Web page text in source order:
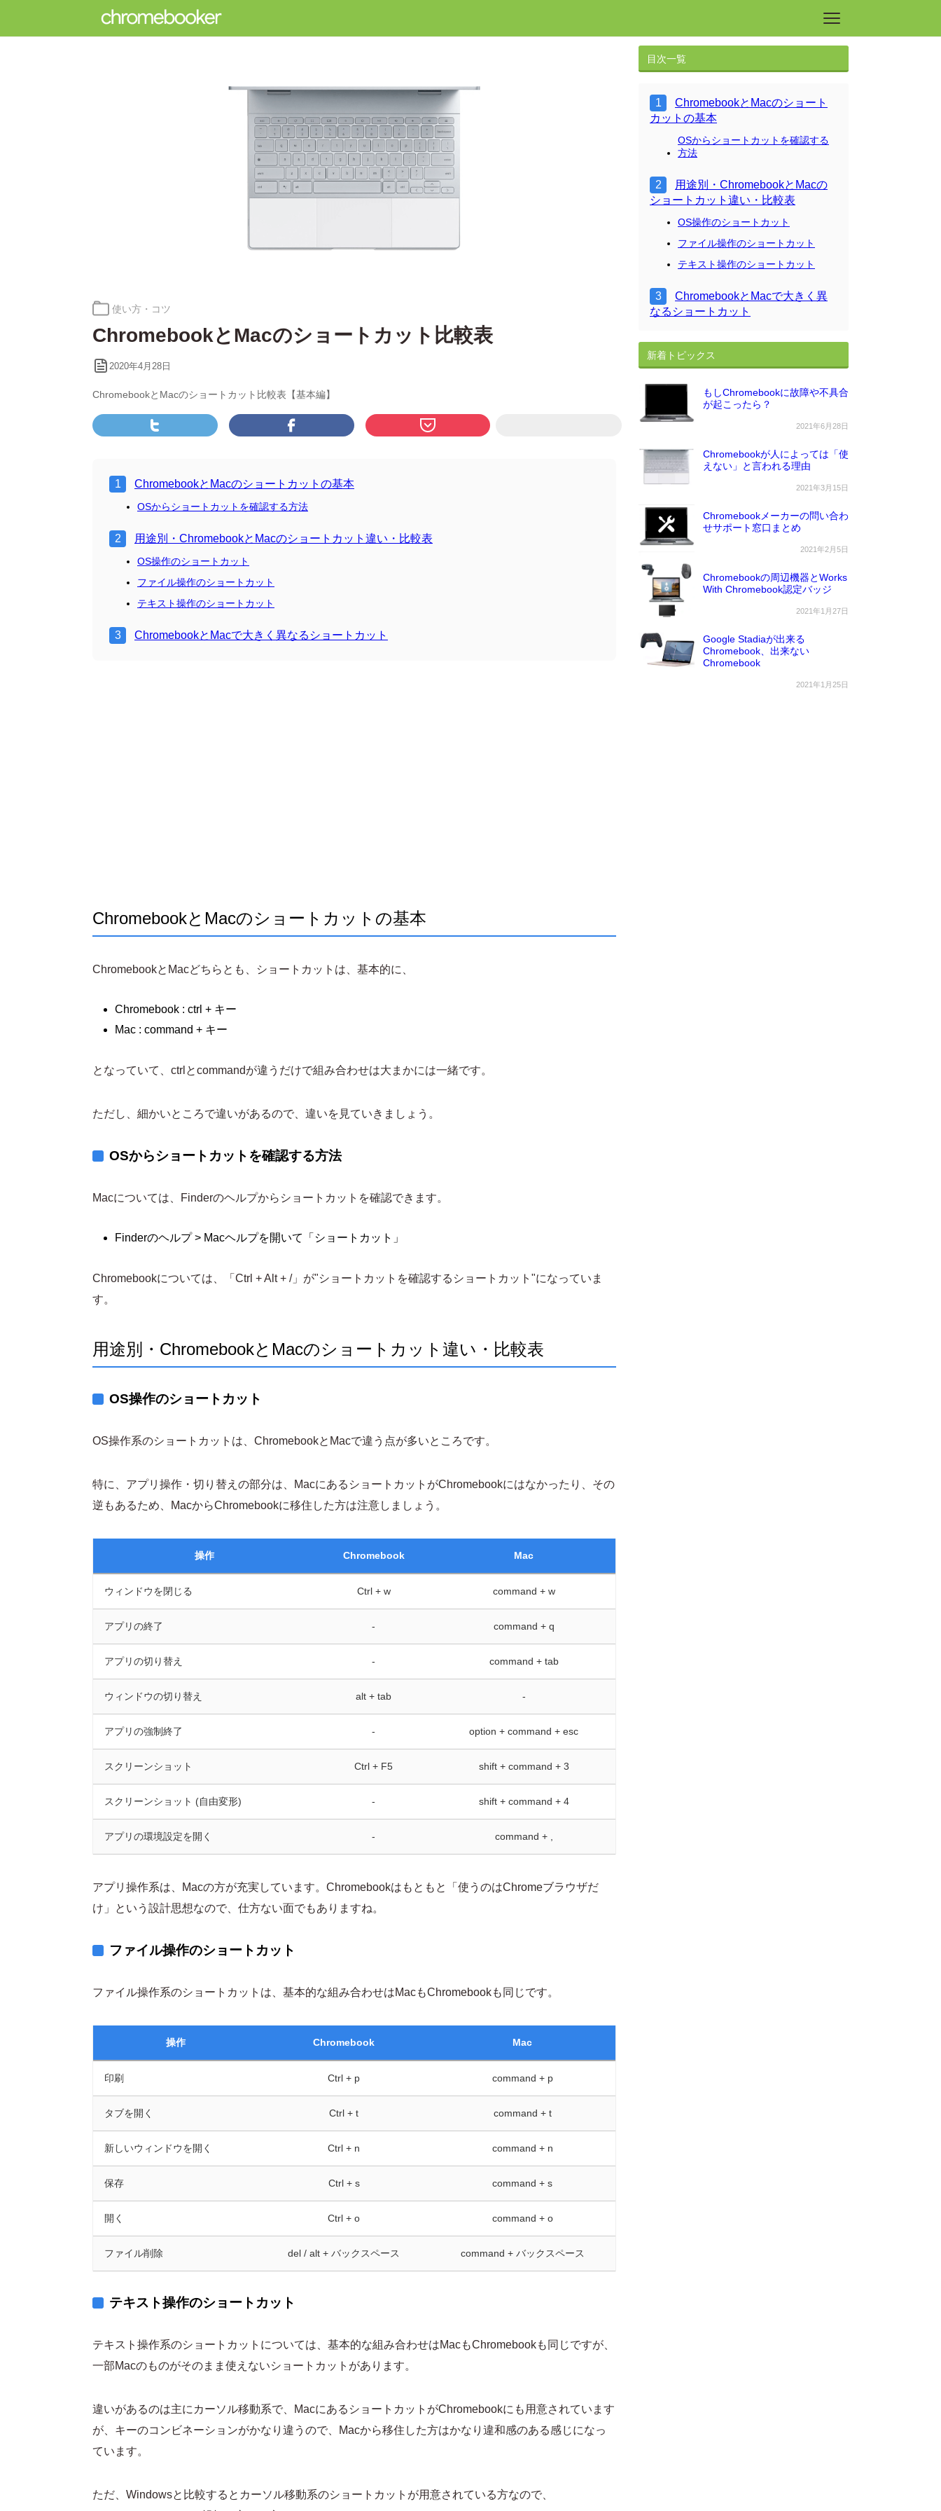
カ
ゴ
ー:
使い方・コツ
ChromebookとMacのショートカット比較表
2020年4月28日
ChromebookとMacのショートカット比較表【基本編】
ChromebookとMacのショートカットの基本
OSからショートカットを確認する方法
用途別・ChromebookとMacのショートカット違い・比較表
OS操作のショートカット
ファイル操作のショートカット
テキスト操作のショートカット
ChromebookとMacで大きく異なるショートカット
ChromebookとMacのショートカットの基本
ChromebookとMacどちらとも、ショートカットは、基本的に、
Chromebook : ctrl + キー
Mac : command + キー
となっていて、ctrlとcommandが違うだけで組み合わせは大まかには一緒です。
ただし、細かいところで違いがあるので、違いを見ていきましょう。
OSからショートカットを確認する方法
Macについては、Finderのヘルプからショートカットを確認できます。
Finderのヘルプ > Macヘルプを開いて「ショートカット」
Chromebookについては、「Ctrl + Alt + /」が"ショートカットを確認するショートカット"になっていま
す。
用途別・ChromebookとMacのショートカット違い・比較表
OS操作のショートカット
OS操作系のショートカットは、ChromebookとMacで違う点が多いところです。
特に、アプリ操作・切り替えの部分は、MacにあるショートカットがChromebookにはなかったり、その
逆もあるため、MacからChromebookに移住した方は注意しましょう。
操作 Chromebook Mac
ウィンドウを閉じる Ctrl + w command + w
アプリの終了 - command + q
アプリの切り替え - command + tab
ウィンドウの切り替え alt + tab -
アプリの強制終了 - option + command + esc
スクリーンショット Ctrl + F5 shift + command + 3
スクリーンショット (自由変形) - shift + command + 4
アプリの環境設定を開く - command + ,
アプリ操作系は、Macの方が充実しています。Chromebookはもともと「使うのはChromeブラウザだ
け」という設計思想なので、仕方ない面でもありますね。
ファイル操作のショートカット
ファイル操作系のショートカットは、基本的な組み合わせはMacもChromebookも同じです。
操作 Chromebook Mac
印刷 Ctrl + p command + p
タブを開く Ctrl + t command + t
新しいウィンドウを開く Ctrl + n command + n
保存 Ctrl + s command + s
開く Ctrl + o command + o
ファイル削除 del / alt + バックスペース command + バックスペース
テキスト操作のショートカット
テキスト操作系のショートカットについては、基本的な組み合わせはMacもChromebookも同じですが、
一部Macのものがそのまま使えないショートカットがあります。
違いがあるのは主にカーソル移動系で、MacにあるショートカットがChromebookにも用意されています
が、キーのコンビネーションがかなり違うので、Macから移住した方はかなり違和感のある感じになっ
ています。
ただ、Windowsと比較するとカーソル移動系のショートカットが用意されている方なので、
目次一覧
ChromebookとMacのショート
カットの基本
OSからショートカットを確認する
方法
用途別・ChromebookとMacの
ショートカット違い・比較表
OS操作のショートカット
ファイル操作のショートカット
テキスト操作のショートカット
ChromebookとMacで大きく異
なるショートカット
新着トピックス
もしChromebookに故障や不具合
が起こったら？
2021年6月28日
Chromebookが人によっては「使
えない」と言われる理由
2021年3月15日
Chromebookメーカーの問い合わ
せサポート窓口まとめ
2021年2月5日
Chromebookの周辺機器とWorks
With Chromebook認定バッジ
2021年1月27日
Google Stadiaが出来る
Chromebook、出来ない
Chromebook
2021年1月25日